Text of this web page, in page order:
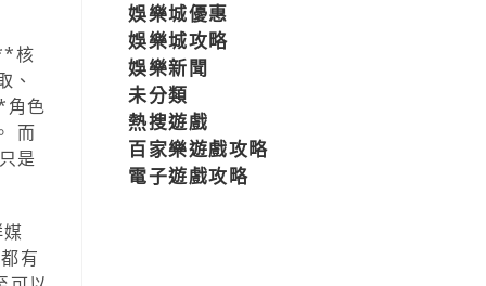
核
、
角色
而
是
有
娛樂城優惠
娛樂城攻略
娛樂新聞
未分類
熱搜遊戲
百家樂遊戲攻略
電子遊戲攻略